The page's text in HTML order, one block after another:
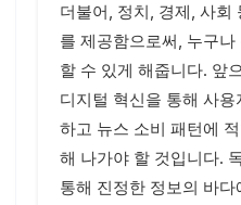
더불어, 정치, 경제, 사회
를 제공함으로써, 누구
할 수 있게 해줍니다. 앞
디지털 혁신을 통해 사
하고 뉴스 소비 패턴에
해 나가야 할 것입니다.
통해 진정한 정보의 바